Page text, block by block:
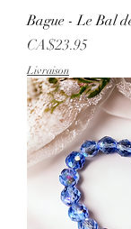
Bague - Le Bal
Price
CA$23.95
Livraison